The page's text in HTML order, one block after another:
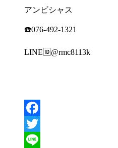
アンビシャス
☎️076-492-1321
LINE🆔@rmc8113k
Facebook
Twitter